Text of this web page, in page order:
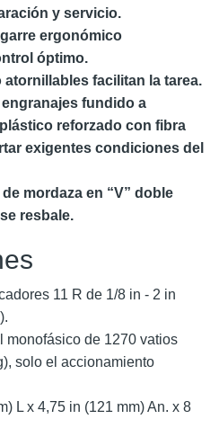
y servicio.
ergonómico
óptimo.
atornillables facilitan la tarea.
fundido a
reforzado con fibra
exigentes condiciones del
mordaza en “V” doble
resbale.
11 R de 1/8 in - 2 in
monofásico de 1270 vatios
solo el accionamiento
L x 4,75 in (121 mm) An. x 8